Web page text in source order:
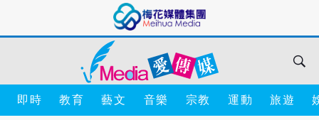
即時 教育 藝文 音樂 宗教 運動 旅遊